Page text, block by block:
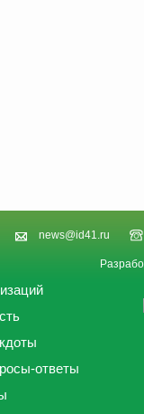
news@id41.ru
ответы